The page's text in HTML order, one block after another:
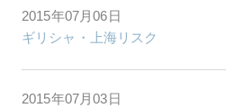
2015年07月06日
ギリシャ・上海リスク
2015年07月03日